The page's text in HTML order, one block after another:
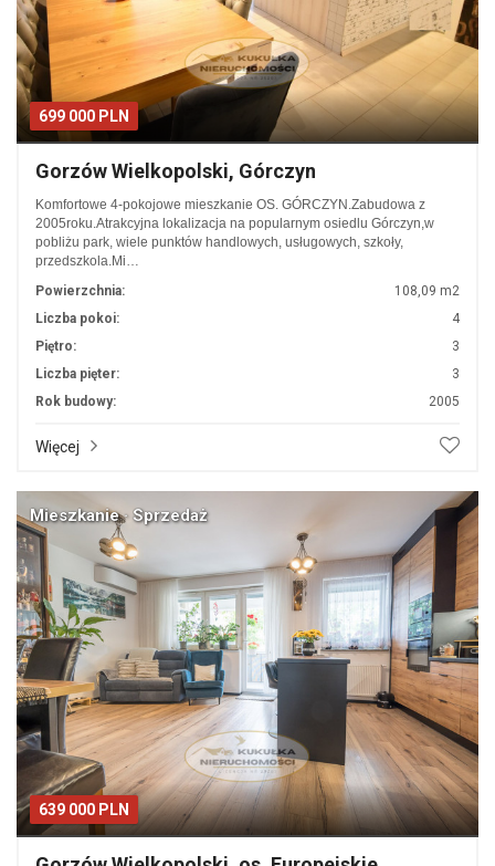
699 000 PLN
Gorzów Wielkopolski, Górczyn
Komfortowe 4-pokojowe mieszkanie OS. GÓRCZYN.Zabudowa z
2005roku.Atrakcyjna lokalizacja na popularnym osiedlu Górczyn,w
pobliżu park, wiele punktów handlowych, usługowych, szkoły,
przedszkola.Mi…
Powierzchnia:
108,09 m2
Liczba pokoi:
4
Piętro:
3
Liczba pięter:
3
Rok budowy:
2005
Więcej
639 000 PLN
Mieszkanie · Sprzedaż